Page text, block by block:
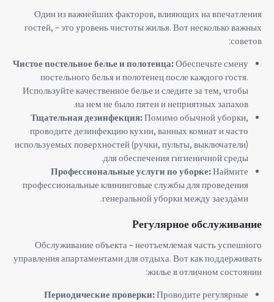
Один из важнейших факторов, влияющих на впечатления
гостей, – это уровень чистоты жилья. Вот несколько важных
советов:
Чистое постельное белье и полотенца:Обеспечьте смену
постельного белья и полотенец после каждого гостя.
Используйте качественное белье и следите за тем, чтобы
на нем не было пятен и неприятных запахов.
Тщательная дезинфекция:Помимо обычной уборки,
проводите дезинфекцию кухни, ванных комнат и часто
используемых поверхностей (ручки, пульты, выключатели)
для обеспечения гигиеничной среды.
Профессиональные услуги по уборке:Наймите
профессиональные клининговые службы для проведения
генеральной уборки между заездами.
Регулярное обслуживание
Обслуживание объекта – неотъемлемая часть успешного
управления апартаментами для отдыха. Вот как поддерживать
жилье в отличном состоянии:
Периодические проверки:Проводите регулярные